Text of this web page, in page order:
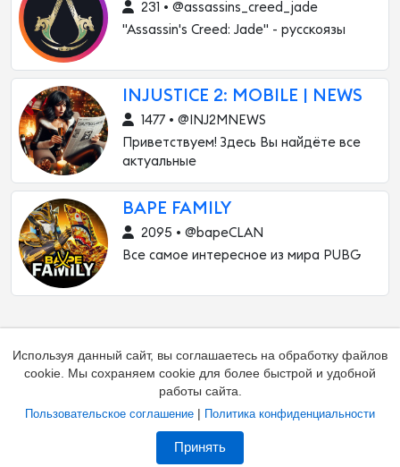
231 • @assassins_creed_jade
"Assassin's Creed: Jade" - русскоязы
INJUSTICE 2: MOBILE | NEWS
1477 • @INJ2MNEWS
Приветствуем! Здесь Вы найдёте все
актуальные
BAPE FAMILY
2095 • @bapeCLAN
Все самое интересное из мира PUBG
Контакты
Используя данный сайт, вы соглашаетесь на обработку файлов
cookie. Мы сохраняем cookie для более быстрой и удобной
работы сайта.
Пользовательское соглашение | Политика конфиденциальности
Принять